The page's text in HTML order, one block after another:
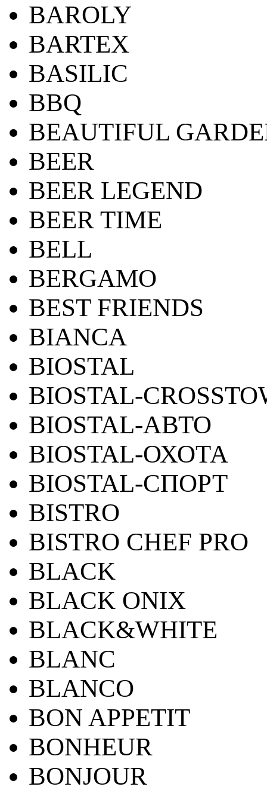
BAROLY
BARTEX
BASILIC
BBQ
BEAUTIFUL
BEER
BEER LEGEND
BEER TIME
BELL
BERGAMO
BEST FRIENDS
BIANCA
BIOSTAL
BIOSTAL-
BIOSTAL-АВТО
BIOSTAL-ОХОТА
BIOSTAL-СПОРТ
BISTRO
BISTRO CHEF PRO
BLACK
BLACK ONIX
BLACK&WHITE
BLANC
BLANCO
BON APPETIT
BONHEUR
BONJOUR